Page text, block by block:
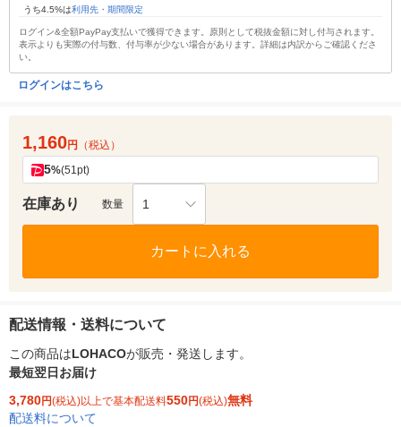
うち4.5%は利用先・期間限定
ログイン&全額PayPay支払いで獲得できます。原則として税抜金額に対し付与されます。
表示よりも実際の付与数、付与率が少ない場合があります。詳細は内訳からご確認くださ
い。
ログインはこちら
1,160円 （税込）
5%(51pt)
在庫あり 数量 1
カートに入れる
配送情報・送料について
この商品はLOHACOが販売・発送します。
最短翌日お届け
3,780円(税込)以上で基本配送料550円(税込)無料
配送料について